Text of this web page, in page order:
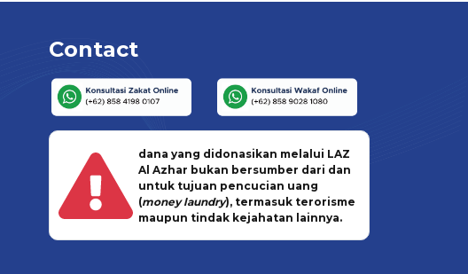
Contact
dana yang didonasikan melalui LAZ
Al Azhar bukan bersumber dari dan
untuk tujuan pencucian uang
(money laundry), termasuk terorisme
maupun tindak kejahatan lainnya.